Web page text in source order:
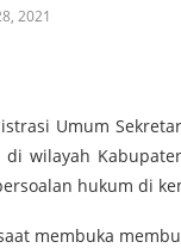
2021
Umum
di wilayah
hukum di
membuka